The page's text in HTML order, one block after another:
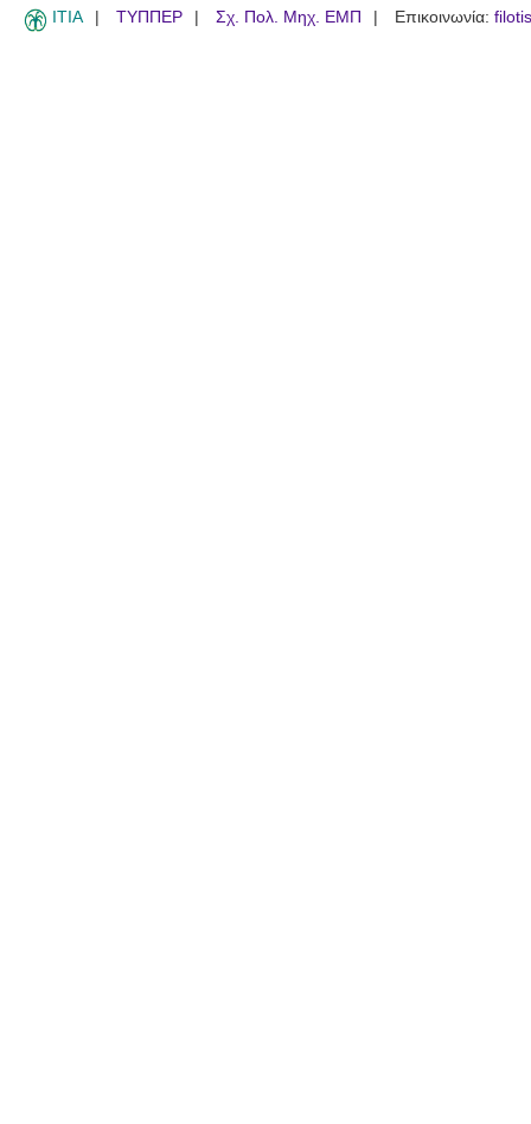
ITIA ΤΥΠΠΕΡ Σχ. Πολ. Μηχ. ΕΜΠ Επικοινωνία: